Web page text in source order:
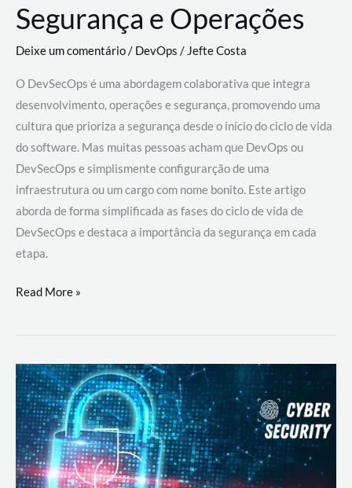
Segurança e Operações
Deixe um comentário/ DevOps /Jefte Costa
O DevSecOps é uma abordagem colaborativa que integra
desenvolvimento, operações e segurança, promovendo uma
cultura que prioriza a segurança desde o início do ciclo de vida
do software. Mas muitas pessoas acham que DevOps ou
DevSecOps e simplismente configurarção de uma
infraestrutura ou um cargo com nome bonito. Este artigo
aborda de forma simplificada as fases do ciclo de vida de
DevSecOps e destaca a importância da segurança em cada
etapa.
DevSecOps
Prática:
Desenvolvimento,
Segurança
e
Operações
Read More »